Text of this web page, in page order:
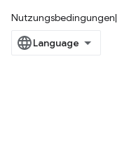
Nutzungsbedingungen